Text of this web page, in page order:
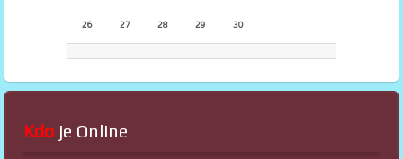
26 27 28 29 30
Kdo je Online